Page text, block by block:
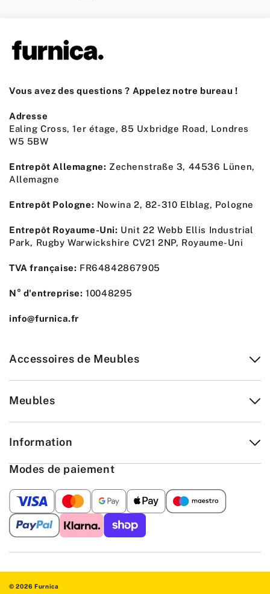
Vous avez des questions ? Appelez notre bureau !
Adresse
Ealing Cross, 1er étage, 85 Uxbridge Road, Londres
W5 5BW
Entrepôt Allemagne: Zechenstraße 3, 44536 Lünen,
Allemagne
Entrepôt Pologne: Nowina 2, 82-310 Elblag, Pologne
Entrepôt Royaume-Uni: Unit 22 Webb Ellis Industrial
Park, Rugby Warwickshire CV21 2NP, Royaume-Uni
TVA française: FR64842867905
N° d'entreprise: 10048295
info@furnica.fr
Accessoires de Meubles
Meubles
Information
Modes de paiement
© 2026 Furnica